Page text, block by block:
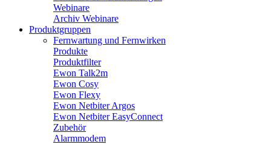
Webinare
Archiv Webinare
Produktgruppen
Fernwartung und Fernwirken
Produkte
Produktfilter
Ewon Talk2m
Ewon Cosy
Ewon Flexy
Ewon Netbiter Argos
Ewon Netbiter EasyConnect
Zubehör
Alarmmodem